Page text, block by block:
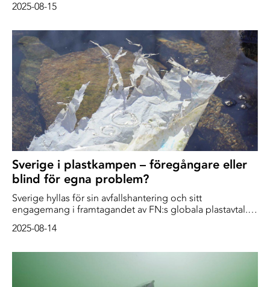
2025-08-15
Sverige i plastkampen – föregångare eller
blind för egna problem?
Sverige hyllas för sin avfallshantering och sitt
engagemang i framtagandet av FN:s globala plastavtal.
Experter varnar för att plastutsläpp i Sverige – där både
föroreningar – fortsätter att hota våra vattenmiljöer.
2025-08-14